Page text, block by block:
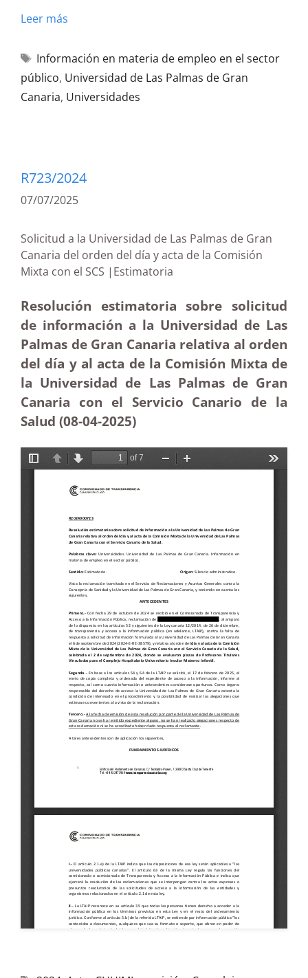
Leer más
Información en materia de empleo en el sector
público, Universidad de Las Palmas de Gran
Canaria, Universidades
R723/2024
07/07/2025
Solicitud a la Universidad de Las Palmas de Gran
Canaria del orden del día y acta de la Comisión
Mixta con el SCS |Estimatoria
Resolución estimatoria sobre solicitud
de información a la Universidad de Las
Palmas de Gran Canaria relativa al orden
del día y al acta de la Comisión Mixta de
la Universidad de Las Palmas de Gran
Canaria con el Servicio Canario de la
Salud (08-04-2025)